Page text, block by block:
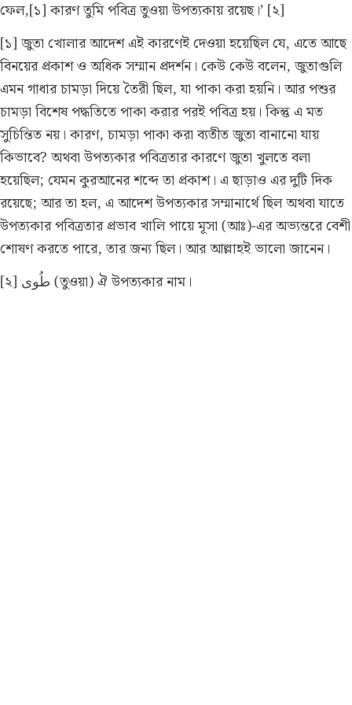
ফেল,[১] কারণ তুমি পবিত্র তুওয়া উপত্যকায় রয়েছ।’ [২]
[১] জুতা খোলার আদেশ এই কারণেই দেওয়া হয়েছিল যে, এতে আছে
বিনয়ের প্রকাশ ও অধিক সম্মান প্রদর্শন। কেউ কেউ বলেন, জুতাগুলি
এমন গাধার চামড়া দিয়ে তৈরী ছিল, যা পাকা করা হয়নি। আর পশুর
চামড়া বিশেষ পদ্ধতিতে পাকা করার পরই পবিত্র হয়। কিন্তু এ মত
সুচিন্তিত নয়। কারণ, চামড়া পাকা করা ব্যতীত জুতা বানানো যায়
কিভাবে? অথবা উপত্যকার পবিত্রতার কারণে জুতা খুলতে বলা
হয়েছিল; যেমন কুরআনের শব্দে তা প্রকাশ। এ ছাড়াও এর দুটি দিক
রয়েছে; আর তা হল, এ আদেশ উপত্যকার সম্মানার্থে ছিল অথবা যাতে
উপত্যকার পবিত্রতার প্রভাব খালি পায়ে মূসা (আঃ)-এর অভ্যন্তরে বেশী
শোষণ করতে পারে, তার জন্য ছিল। আর আল্লাহই ভালো জানেন।
[২] طُوى (তুওয়া) ঐ উপত্যকার নাম।